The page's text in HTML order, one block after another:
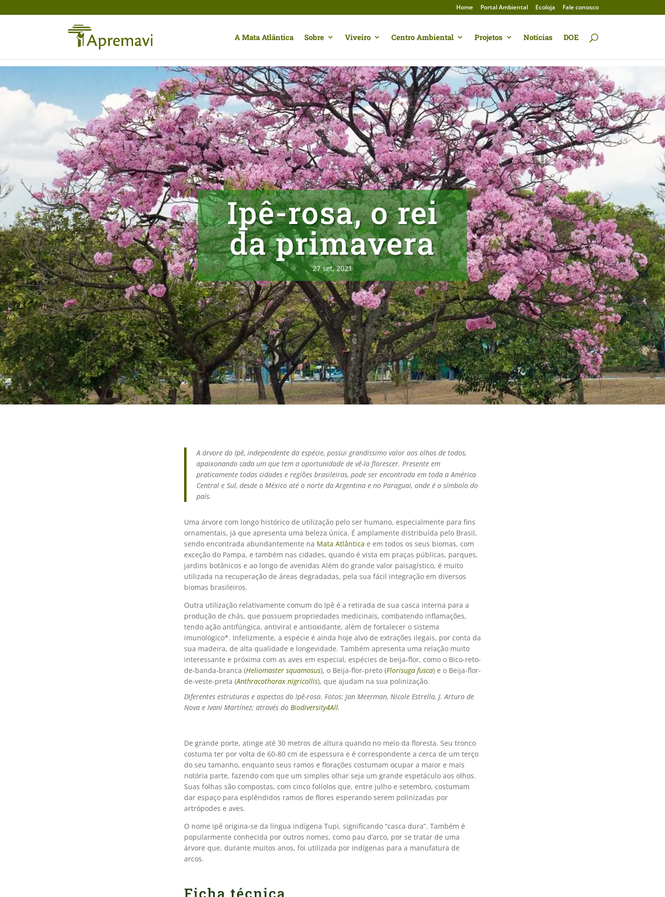
Home Portal Ambiental Ecoloja Fale conosco
A Mata Atlântica Sobre Viveiro Centro Ambiental Projetos Notícias DOE
Ipê-rosa, o rei
da primavera
27 set, 2021
A árvore do Ipê, independente da espécie, possui grandíssimo valor aos olhos de todos,
apaixonando cada um que tem a oportunidade de vê-la florescer. Presente em
praticamente todas cidades e regiões brasileiras, pode ser encontrada em toda a América
Central e Sul, desde o México até o norte da Argentina e no Paraguai, onde é o símbolo do
país.
Uma árvore com longo histórico de utilização pelo ser humano, especialmente para fins
ornamentais, já que apresenta uma beleza única. É amplamente distribuída pelo Brasil,
sendo encontrada abundantemente na Mata Atlântica e em todos os seus biomas, com
exceção do Pampa, e também nas cidades, quando é vista em praças públicas, parques,
jardins botânicos e ao longo de avenidas Além do grande valor paisagístico, é muito
utilizada na recuperação de áreas degradadas, pela sua fácil integração em diversos
biomas brasileiros.
Outra utilização relativamente comum do Ipê é a retirada de sua casca interna para a
produção de chás, que possuem propriedades medicinais, combatendo inflamações,
tendo ação antifúngica, antiviral e antioxidante, além de fortalecer o sistema
imunológico*. Infelizmente, a espécie é ainda hoje alvo de extrações ilegais, por conta da
sua madeira, de alta qualidade e longevidade. Também apresenta uma relação muito
interessante e próxima com as aves em especial, espécies de beija-flor, como o Bico-reto-
de-banda-branca (Heliomaster squamosus), o Beija-flor-preto (Florisuga fusca) e o Beija-flor-
de-veste-preta (Anthracothorax nigricollis), que ajudam na sua polinização.
Diferentes estruturas e aspectos do Ipê-rosa. Fotos: Jan Meerman, Nicole Estrella, J. Arturo de
Nova e Ivani Martínez; através do Biodiversity4All.
De grande porte, atinge até 30 metros de altura quando no meio da floresta. Seu tronco
costuma ter por volta de 60-80 cm de espessura e é correspondente a cerca de um terço
do seu tamanho, enquanto seus ramos e florações costumam ocupar a maior e mais
notória parte, fazendo com que um simples olhar seja um grande espetáculo aos olhos.
Suas folhas são compostas, com cinco folíolos que, entre julho e setembro, costumam
dar espaço para esplêndidos ramos de flores esperando serem polinizadas por
artrópodes e aves.
O nome ipê origina-se da língua indígena Tupi, significando “casca dura”. Também é
popularmente conhecida por outros nomes, como pau d’arco, por se tratar de uma
árvore que, durante muitos anos, foi utilizada por indígenas para a manufatura de
arcos.